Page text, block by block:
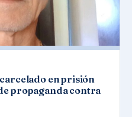
en prisión
propaganda contra